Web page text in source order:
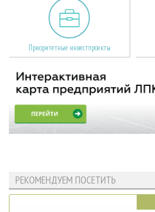
Приоритетные инвестпроекты
РЕКОМЕНДУЕМ ПОСЕТИТЬ